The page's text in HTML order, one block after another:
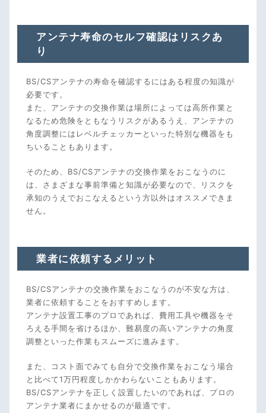
アンテナ寿命のセルフ確認はリスクあ
り
BS/CSアンテナの寿命を確認するにはある程度の知識が
必要です。
また、アンテナの交換作業は場所によっては高所作業と
なるため危険をともなうリスクがあるうえ、アンテナの
角度調整にはレベルチェッカーといった特別な機器をも
ちいることもあります。
そのため、BS/CSアンテナの交換作業をおこなうのに
は、さまざまな事前準備と知識が必要なので、リスクを
承知のうえでおこなえるという方以外はオススメできま
せん。
業者に依頼するメリット
BS/CSアンテナの交換作業をおこなうのが不安な方は、
業者に依頼することをおすすめします。
アンテナ設置工事のプロであれば、費用工具や機器をそ
ろえる手間を省けるほか、難易度の高いアンテナの角度
調整といった作業もスムーズに進みます。
また、コスト面でみても自分で交換作業をおこなう場合
と比べて1万円程度しかかわらないこともあります。
BS/CSアンテナを正しく設置したいのであれば、プロの
アンテナ業者にまかせるのが最適です。